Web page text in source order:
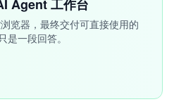
Agent 工作台
览器，最终交付可直接使用的
一段回答。